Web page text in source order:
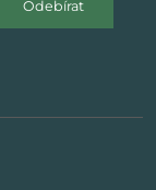
Odebírat